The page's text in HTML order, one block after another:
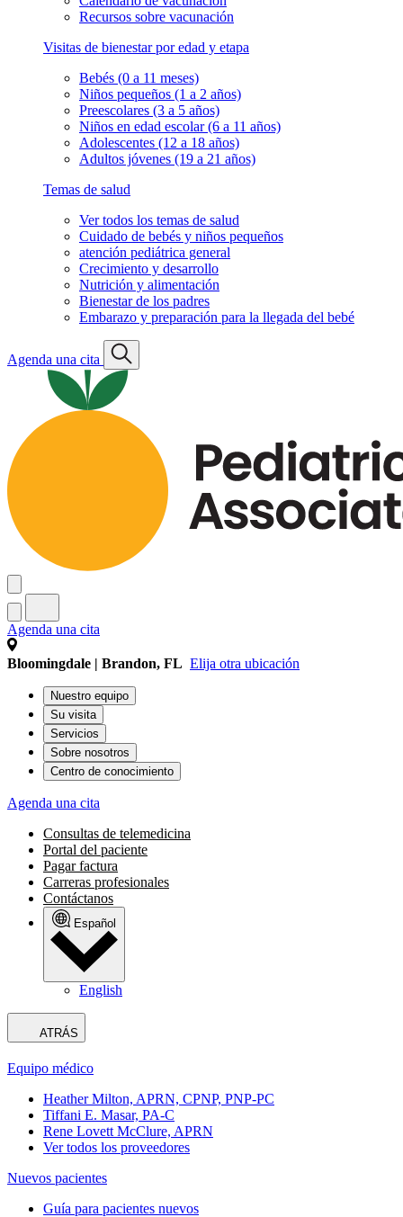
Recursos sobre vacunación
Visitas de bienestar por edad y etapa
Bebés (0 a 11 meses)
Niños pequeños (1 a 2 años)
Preescolares (3 a 5 años)
Niños en edad escolar (6 a 11 años)
Adolescentes (12 a 18 años)
Adultos jóvenes (19 a 21 años)
Temas de salud
Ver todos los temas de salud
Cuidado de bebés y niños pequeños
atención pediátrica general
Crecimiento y desarrollo
Nutrición y alimentación
Bienestar de los padres
Embarazo y preparación para la llegada del bebé
Agenda una cita
Agenda una cita
Bloomingdale | Brandon, FL Elija otra ubicación
Nuestro equipo
Su visita
Servicios
Sobre nosotros
Centro de conocimiento
Agenda una cita
Consultas de telemedicina
Portal del paciente
Pagar factura
Carreras profesionales
Contáctanos
Español
English
ATRÁS
Equipo médico
Heather Milton, APRN, CPNP, PNP-PC
Tiffani E. Masar, PA-C
Rene Lovett McClure, APRN
Ver todos los proveedores
Nuevos pacientes
Guía para pacientes nuevos